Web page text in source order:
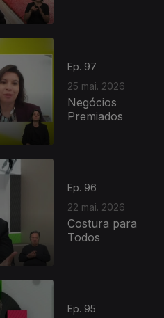
Ep. 97
25 mai. 2026
Negócios
Premiados
Ep. 96
22 mai. 2026
Costura para
Todos
Ep. 95